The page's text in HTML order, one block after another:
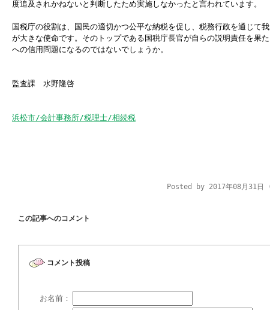
電話:０５３－４
度追及されかねないと判断したため実施しなかったと言われています。
国税庁の役割は、国民の適切かつ公平な納税を促し、税務行政を通じて
が大きな使命です。そのトップである国税庁長官が自らの説明責任を果
への信用問題になるのではないでしょうか。
監査課 水野隆啓
浜松市/会計事務所/税理士/相続税
Posted by 2017年08月31
この記事へのコメント
コメント投稿
お名前：